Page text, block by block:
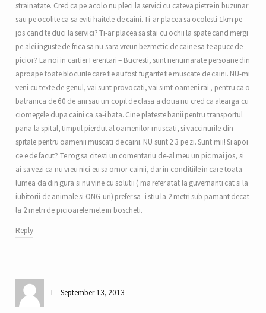
strainatate. Cred ca pe acolo nu pleci la servici cu cateva pietre in buzunar
sau pe ocolite ca sa eviti haitele de caini. Ti-ar placea sa ocolesti 1km pe
jos cand te duci la servici? Ti-ar placea sa stai cu ochii la spate cand mergi
pe alei inguste de frica sa nu sara vreun bezmetic de caine sa te apuce de
picior? La noi in cartier Ferentari – Bucresti, sunt nenumarate persoane din
aproape toate blocurile care fie au fost fugarite fie muscate de caini. NU-mi
veni cu texte de genul, vai sunt provocati, vai simt oameni rai , pentru ca o
batranica de 60 de ani sau un copil de clasa a doua nu cred ca alearga cu
ciomegele dupa caini ca sa-i bata. Cine plateste banii pentru transportul
pana la spital, timpul pierdut al oamenilor muscati, si vaccinurile din
spitale pentru oamenii muscati de caini. NU sunt 2 3 pe zi. Sunt mii! Si apoi
ce e de facut? Te rog sa citesti un comentariu de-al meu un pic mai jos, si
ai sa vezi ca nu vreu nici eu sa omor cainii, dar in conditiile in care toata
lumea da din gura si nu vine cu solutii ( ma refer atat la guvernanti cat si la
iubitorii de animale si ONG-uri) prefer sa -i stiu la 2 metri sub pamant decat
la 2 metri de picioarele mele in boscheti.
Reply
L September 13, 2013